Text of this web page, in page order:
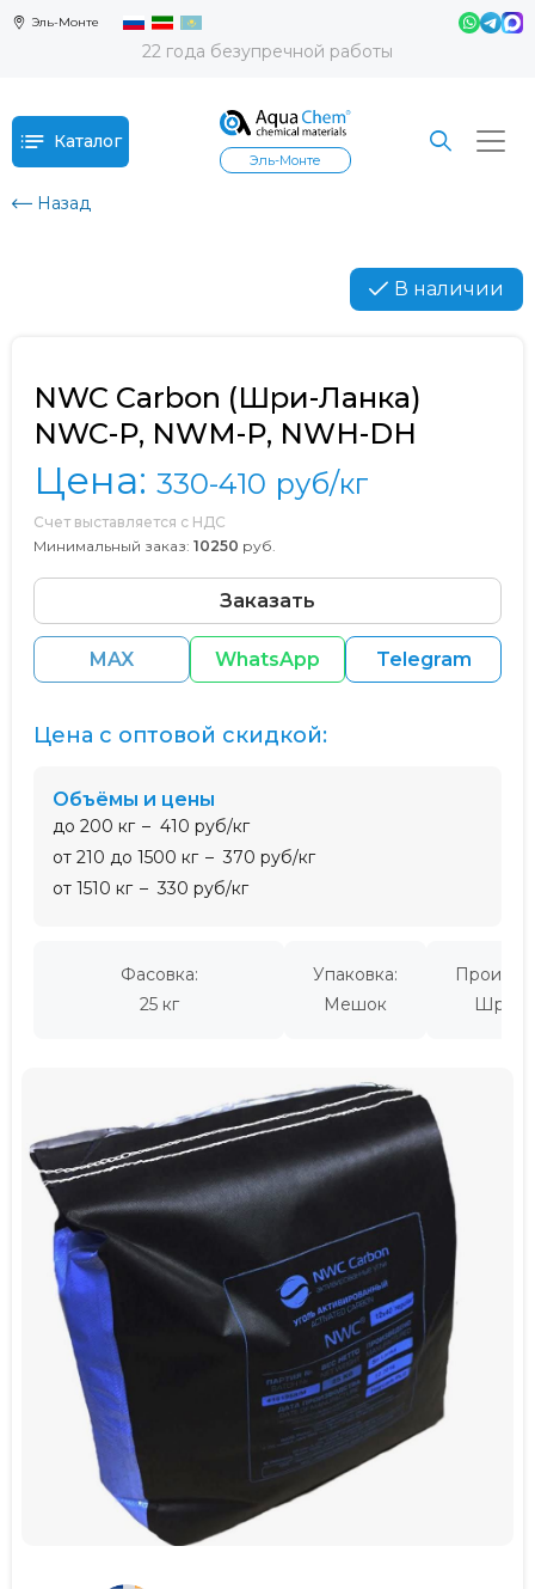
Эль-Монте
22 года безупречной работы
Каталог
Эль-Монте
Назад
В наличии
NWC Carbon (Шри-Ланка)
NWC-P, NWM-P, NWH-DH
Цена: 330-410 руб/кг
Счет выставляется с НДС
Минимальный заказ: 10250 руб.
Заказать
MAX WhatsApp Telegram
Фасовка:
25 кг
Упаковка:
Мешок
Шри-
Цена с оптовой скидкой:
Объёмы и цены
до 200 кг
410 руб/кг
от 210 до 1500 кг
370 руб/кг
от 1510 кг
330 руб/кг